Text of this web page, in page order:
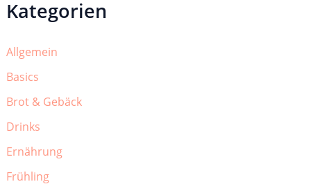
Kategorien
Allgemein
Basics
Brot & Gebäck
Drinks
Ernährung
Frühling